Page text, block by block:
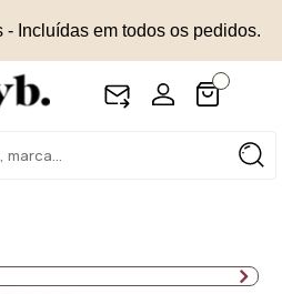
Incluídas em todos os pedidos.